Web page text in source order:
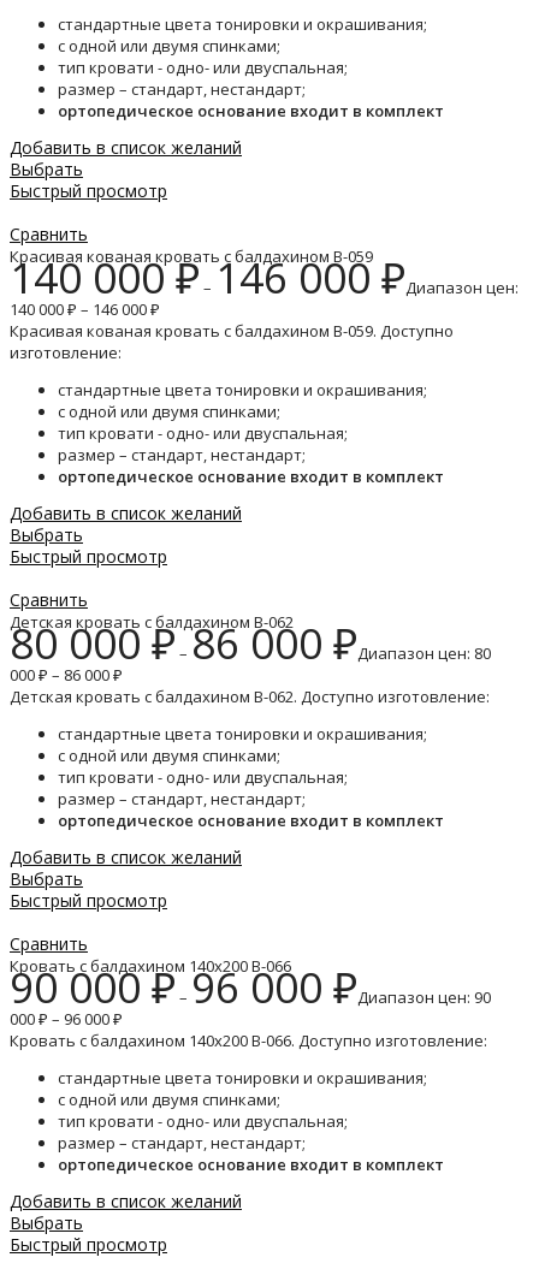
стандартные цвета тонировки и окрашивания;
с одной или двумя спинками;
тип кровати - одно- или двуспальная;
размер – стандарт, нестандарт;
ортопедическое основание входит в комплект
Добавить в список желаний
Выбрать
Быстрый просмотр
Сравнить
Красивая кованая кровать с балдахином B-059
140 000₽– 146 000₽Диапазон цен:
140 000 ₽ – 146 000 ₽
Красивая кованая кровать с балдахином B-059. Доступно
изготовление:
стандартные цвета тонировки и окрашивания;
с одной или двумя спинками;
тип кровати - одно- или двуспальная;
размер – стандарт, нестандарт;
ортопедическое основание входит в комплект
Добавить в список желаний
Выбрать
Быстрый просмотр
Сравнить
Детская кровать с балдахином B-062
80 000₽– 86 000 ₽Диапазон цен: 80
000 ₽ – 86 000 ₽
Детская кровать с балдахином B-062. Доступно изготовление:
стандартные цвета тонировки и окрашивания;
с одной или двумя спинками;
тип кровати - одно- или двуспальная;
размер – стандарт, нестандарт;
ортопедическое основание входит в комплект
Добавить в список желаний
Выбрать
Быстрый просмотр
Сравнить
Кровать с балдахином 140х200 B-066
90 000₽– 96 000 ₽Диапазон цен: 90
000 ₽ – 96 000 ₽
Кровать с балдахином 140х200 B-066. Доступно изготовление:
стандартные цвета тонировки и окрашивания;
с одной или двумя спинками;
тип кровати - одно- или двуспальная;
размер – стандарт, нестандарт;
ортопедическое основание входит в комплект
Добавить в список желаний
Выбрать
Быстрый просмотр